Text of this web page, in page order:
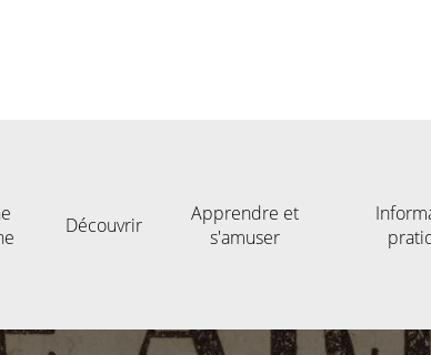
Découvrir
Apprendre et
s'amuser